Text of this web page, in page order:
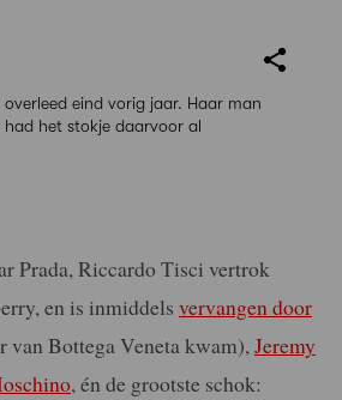
overleed eind vorig jaar. Haar man
had het stokje daarvoor al
Prada, Riccardo Tisci vertrok
en is inmiddels vervangen door
van Bottega Veneta kwam),Jeremy
, én de grootste schok: